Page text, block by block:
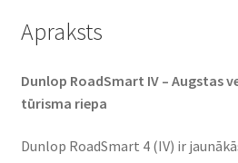
Apraksts
Dunlop RoadSmart IV – Augstas
tūrisma riepa
Dunlop RoadSmart 4 (IV) ir